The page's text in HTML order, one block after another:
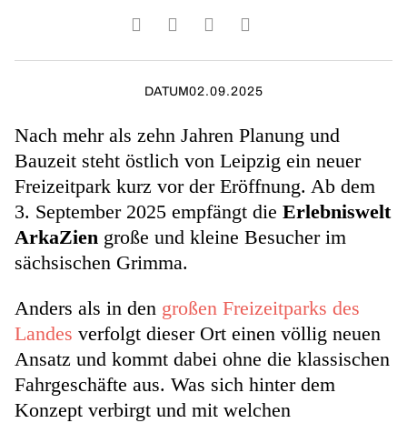
DATUM02.09.2025
Nach mehr als zehn Jahren Planung und
Bauzeit steht östlich von Leipzig ein neuer
Freizeitpark kurz vor der Eröffnung. Ab dem
3. September 2025 empfängt die Erlebniswelt
ArkaZien große und kleine Besucher im
sächsischen Grimma.
Anders als in den großen Freizeitparks des
Landes verfolgt dieser Ort einen völlig neuen
Ansatz und kommt dabei ohne die klassischen
Fahrgeschäfte aus. Was sich hinter dem
Konzept verbirgt und mit welchen